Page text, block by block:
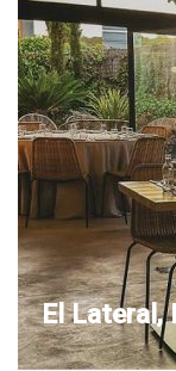
El Lateral,